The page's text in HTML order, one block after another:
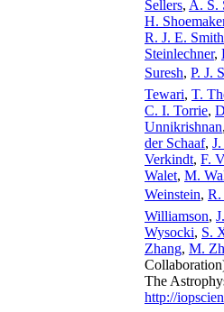
Sellers, A. S.
H.
R. J. E. Smith
Steinlechner,
Suresh, P. J.
Tewari, T.
C. I. Torrie,
Unnikrishnan,
der Schaaf,
Verkindt, F.
Walet, M.
Weinstein, R.
Williamson,
Wysocki, S.
Zhang, M.
The
http://